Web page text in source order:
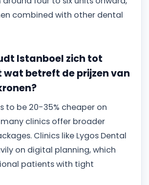
combined with other dental
Istanboel zich tot
wat betreft de prijzen van
to be 20-35% cheaper on
clinics offer broader
Clinics like Lygos Dental
on digital planning, which
patients with tight